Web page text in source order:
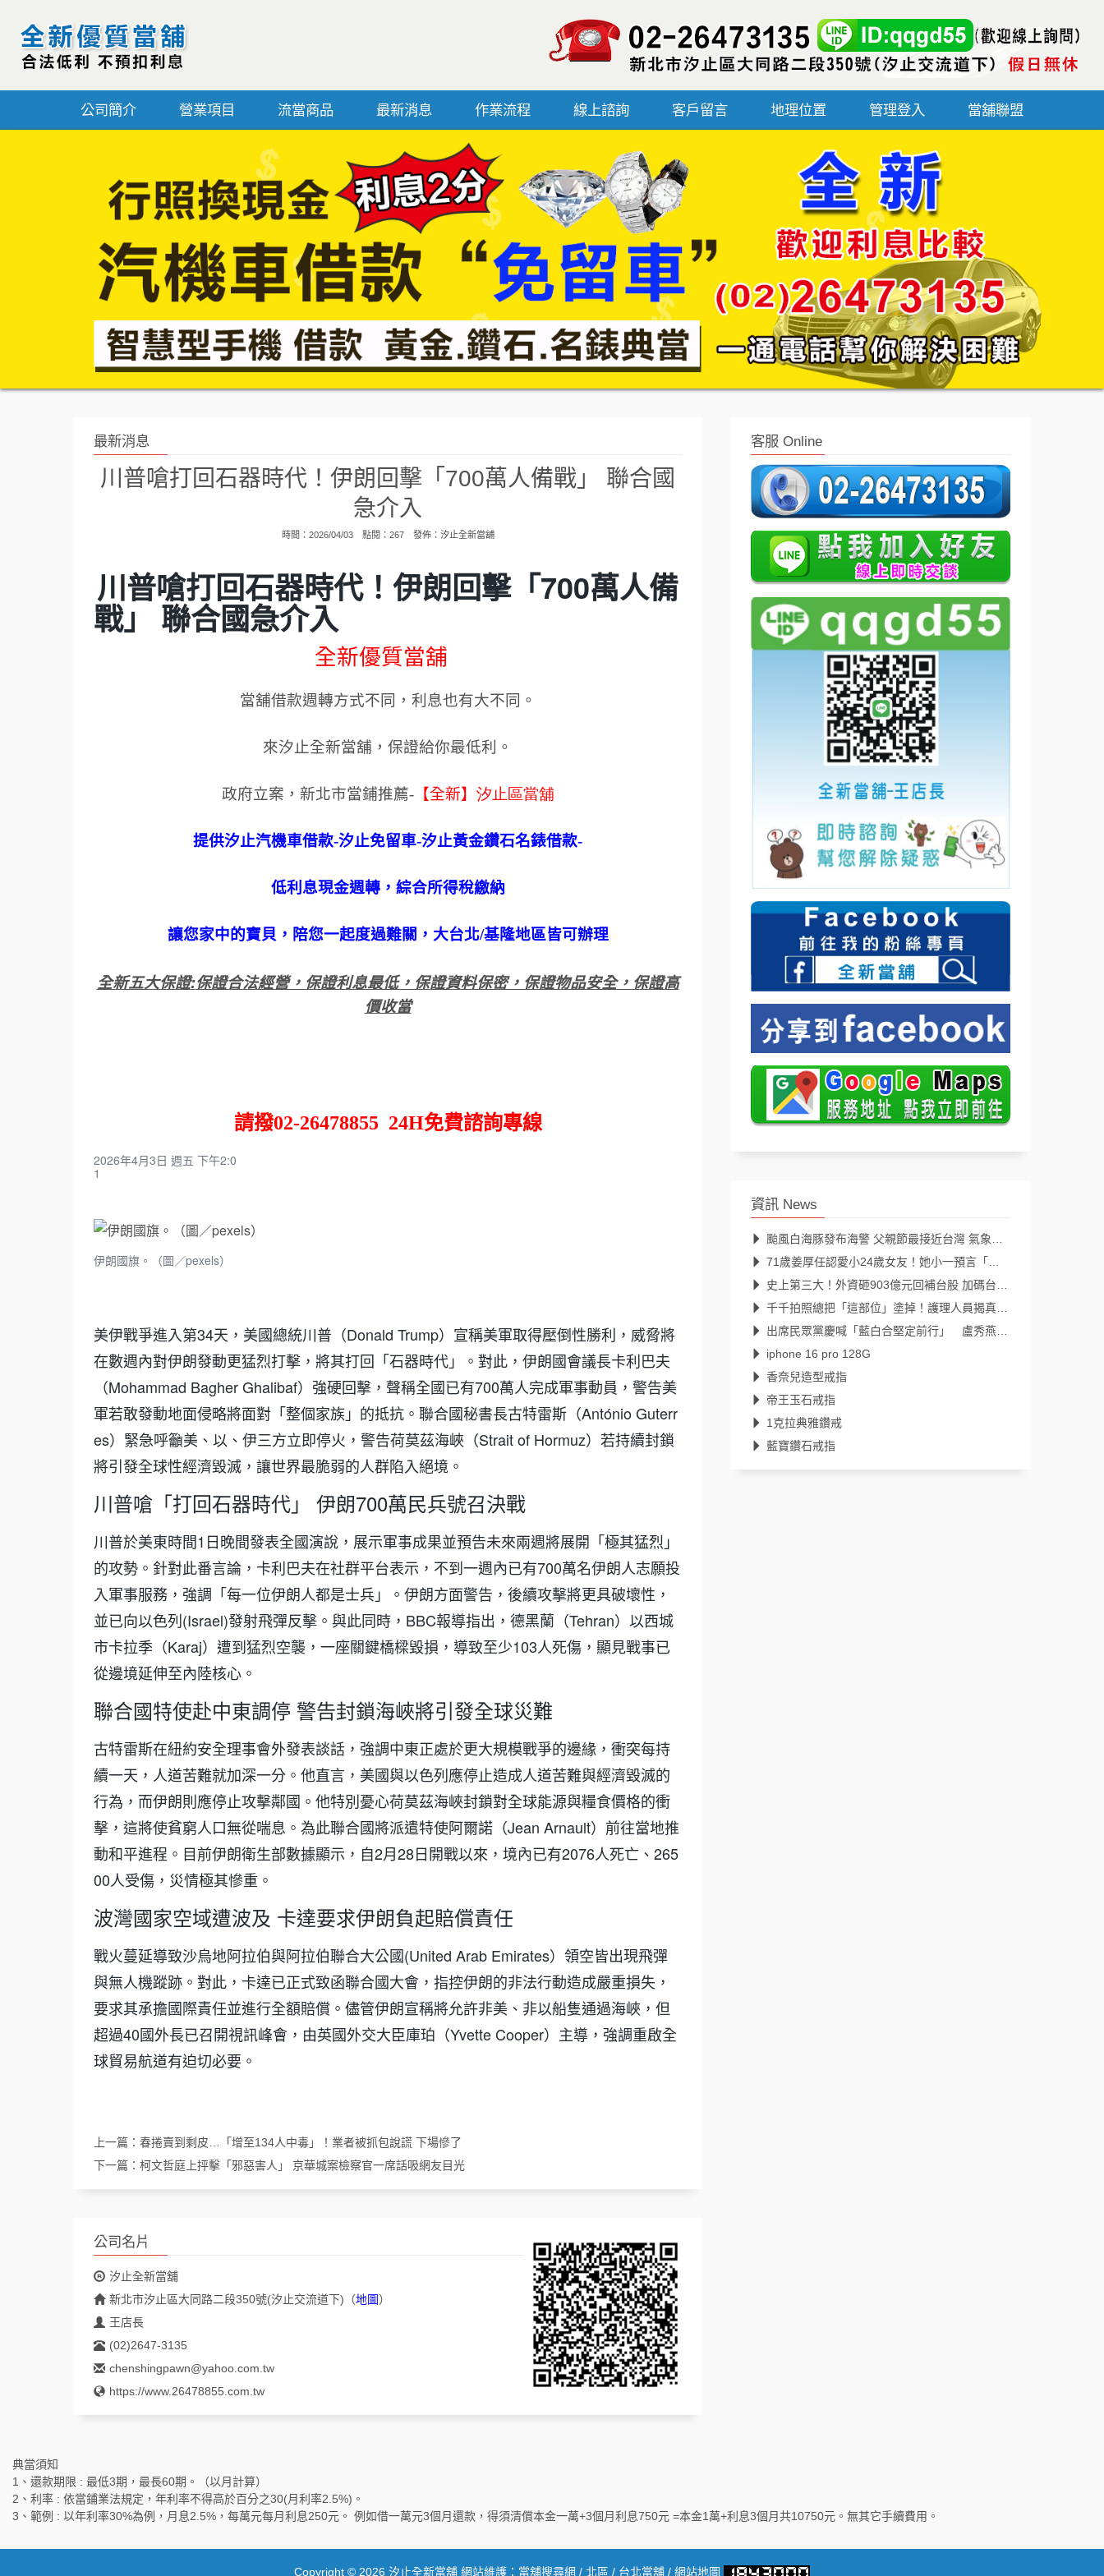
公司簡介 營業項目 流當商品 最新消息 作業流程 線上諮詢 客戶留言 地理位置 管理登入 當舖聯盟
最新消息
川普嗆打回石器時代！伊朗回擊「700萬人備戰」 聯合國
急介入
時間：2026/04/03 點閱：267 發佈： 汐止全新當舖
川普嗆打回石器時代！伊朗回擊「700萬人備
戰」 聯合國急介入
全新優質當舖
當舖借款週轉方式不同，利息也有大不同。
來汐止全新當舖，保證給你最低利。
政府立案，新北市當鋪推薦-【全新】 汐止區當舖
提供汐止汽機車借款-汐止免留車-汐止黃金鑽石名錶借款-
低利息現金週轉，綜合所得稅繳納
讓您家中的寶貝，陪您一起度過難關，大台北/基隆地區皆可辦理
全新五大保證:保證合法經營，保證利息最低，保證資料保密，保證物品安全，保證高
價收當
請撥02-26478855 24H免費諮詢專線
2026年4月3日 週五 下午2:0
1
伊朗國旗。（圖／pexels）
美伊戰爭進入第34天，美國總統川普（Donald Trump）宣稱美軍取得壓倒性勝利，威脅將
在數週內對伊朗發動更猛烈打擊，將其打回「石器時代」。對此，伊朗國會議長卡利巴夫
（Mohammad Bagher Ghalibaf）強硬回擊，聲稱全國已有700萬人完成軍事動員，警告美
軍若敢發動地面侵略將面對「整個家族」的抵抗。聯合國秘書長古特雷斯（António Guterr
es）緊急呼籲美、以、伊三方立即停火，警告荷莫茲海峽（Strait of Hormuz）若持續封鎖
將引發全球性經濟毀滅，讓世界最脆弱的人群陷入絕境。
川普嗆「打回石器時代」 伊朗700萬民兵號召決戰
川普於美東時間1日晚間發表全國演說，展示軍事成果並預告未來兩週將展開「極其猛烈」
的攻勢。針對此番言論，卡利巴夫在社群平台表示，不到一週內已有700萬名伊朗人志願投
入軍事服務，強調「每一位伊朗人都是士兵」。伊朗方面警告，後續攻擊將更具破壞性，
並已向以色列(Israel)發射飛彈反擊。與此同時，BBC報導指出，德黑蘭（Tehran）以西城
市卡拉季（Karaj）遭到猛烈空襲，一座關鍵橋樑毀損，導致至少103人死傷，顯見戰事已
從邊境延伸至內陸核心。
聯合國特使赴中東調停 警告封鎖海峽將引發全球災難
古特雷斯在紐約安全理事會外發表談話，強調中東正處於更大規模戰爭的邊緣，衝突每持
續一天，人道苦難就加深一分。他直言，美國與以色列應停止造成人道苦難與經濟毀滅的
行為，而伊朗則應停止攻擊鄰國。他特別憂心荷莫茲海峽封鎖對全球能源與糧食價格的衝
擊，這將使貧窮人口無從喘息。為此聯合國將派遣特使阿爾諾（Jean Arnault）前往當地推
動和平進程。目前伊朗衛生部數據顯示，自2月28日開戰以來，境內已有2076人死亡、265
00人受傷，災情極其慘重。
波灣國家空域遭波及 卡達要求伊朗負起賠償責任
戰火蔓延導致沙烏地阿拉伯與阿拉伯聯合大公國(United Arab Emirates）領空皆出現飛彈
與無人機蹤跡。對此，卡達已正式致函聯合國大會，指控伊朗的非法行動造成嚴重損失，
要求其承擔國際責任並進行全額賠償。儘管伊朗宣稱將允許非美、非以船隻通過海峽，但
超過40國外長已召開視訊峰會，由英國外交大臣庫珀（Yvette Cooper）主導，強調重啟全
球貿易航道有迫切必要。
上一篇： 春捲賣到剩皮…「增至134人中毒」！業者被抓包說謊 下場慘了
下一篇： 柯文哲庭上抨擊「邪惡害人」 京華城案檢察官一席話吸網友目光
公司名片
汐止全新當舖
新北市汐止區大同路二段350號(汐止交流道下) （地圖）
王店長
(02)2647-3135
chenshingpawn@yahoo.com.tw
https://www.26478855.com.tw
客服 Online
資訊 News
颱風白海豚發布海警 父親節最接近台灣 氣象署說明最新颱風路徑、影響範圍
71歲姜厚任認愛小24歲女友！她小一預言「一定會再見」39年後成真
史上第三大！外資砸903億元回補台股 加碼台積電298億元
千千拍照總把「這部位」塗掉！護理人員揭真相：避免惹來不必要麻煩
出席民眾黨慶喊「藍白合堅定前行」 盧秀燕：2026全民倒閣，2028全民倒賴
iphone 16 pro 128G
香奈兒造型戒指
帝王玉石戒指
1克拉典雅鑽戒
藍寶鑽石戒指
典當須知
1、還款期限 : 最低3期，最長60期。（以月計算）
2、利率 : 依當鋪業法規定，年利率不得高於百分之30(月利率2.5%)。
3、範例 : 以年利率30%為例，月息2.5%，每萬元每月利息250元。 例如借一萬元3個月還款，得須清償本金一萬+3個月利息750元 =本金1萬+利息3個月共10750元。無其它手續費用。
Copyright © 2026 汐止全新當舖 網站維護： 當舖搜尋網 / 北區 / 台北當舖 / 網站地圖